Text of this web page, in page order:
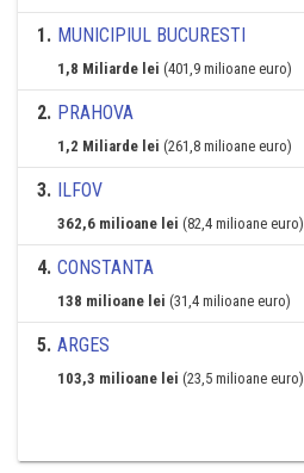
1. MUNICIPIUL BUCURESTI
1,8 Miliarde lei (401,9 milioane euro)
2. PRAHOVA
1,2 Miliarde lei (261,8 milioane euro)
3. ILFOV
362,6 milioane lei (82,4 milioane euro)
4. CONSTANTA
138 milioane lei (31,4 milioane euro)
5. ARGES
103,3 milioane lei (23,5 milioane euro)